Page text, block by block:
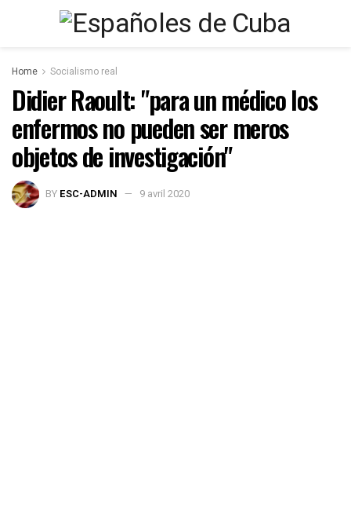
Home Socialismo real
Didier Raoult: "para un médico los
enfermos no pueden ser meros
objetos de investigación"
BY ESC-ADMIN 9 avril 2020